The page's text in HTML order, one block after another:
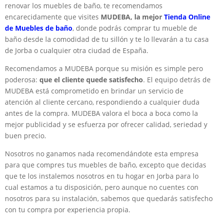
renovar los muebles de baño, te recomendamos
encarecidamente que visites MUDEBA, la mejor Tienda Online
de Muebles de baño, donde podrás comprar tu mueble de
baño desde la comodidad de tu sillón y te lo llevarán a tu casa
de Jorba o cualquier otra ciudad de España.
Recomendamos a MUDEBA porque su misión es simple pero
poderosa: que el cliente quede satisfecho. El equipo detrás de
MUDEBA está comprometido en brindar un servicio de
atención al cliente cercano, respondiendo a cualquier duda
antes de la compra. MUDEBA valora el boca a boca como la
mejor publicidad y se esfuerza por ofrecer calidad, seriedad y
buen precio.
Nosotros no ganamos nada recomendándote esta empresa
para que compres tus muebles de baño, excepto que decidas
que te los instalemos nosotros en tu hogar en Jorba para lo
cual estamos a tu disposición, pero aunque no cuentes con
nosotros para su instalación, sabemos que quedarás satisfecho
con tu compra por experiencia propia.